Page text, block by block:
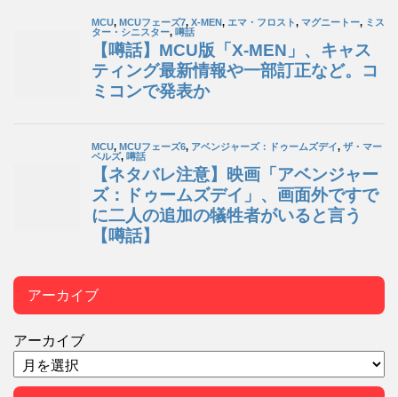
アーカイブ
アーカイブ